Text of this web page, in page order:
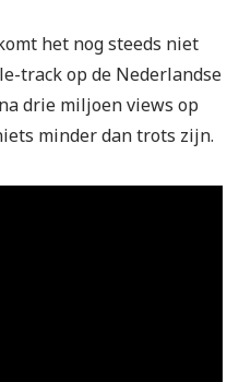
het nog steeds niet
track op de Nederlandse
drie miljoen views op
minder dan trots zijn.